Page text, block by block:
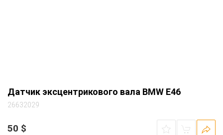
Датчик эксцентрикового вала BMW E46
26632029
50 $